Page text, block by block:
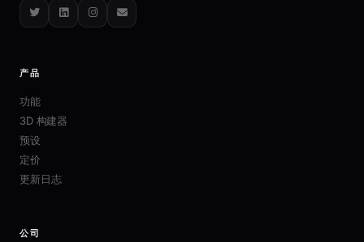
TwitterLinkedInInstagram
Email
产品
功能
3D 构建器
预设
定价
更新日志
公司